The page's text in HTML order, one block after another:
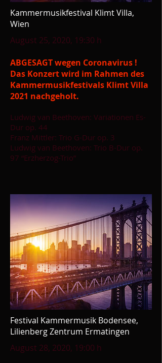
Kammermusikfestival Klimt Villa,
Wien
August 25, 2020, 19:30 h
ABGESAGT wegen Coronavirus !
Das Konzert wird im Rahmen des
Kammermusikfestivals Klimt Villa
2021 nachgeholt.
Ludwig van Beethoven: Variationen Es-
Dur op. 44
Franz Mittler: Trio G-Dur op. 3
Ludwig van Beethoven: Trio B-Dur op.
97 “Erzherzog-Trio”
Festival Kammermusik Bodensee,
Lilienberg Zentrum Ermatingen
August 28, 2020, 19:00 h